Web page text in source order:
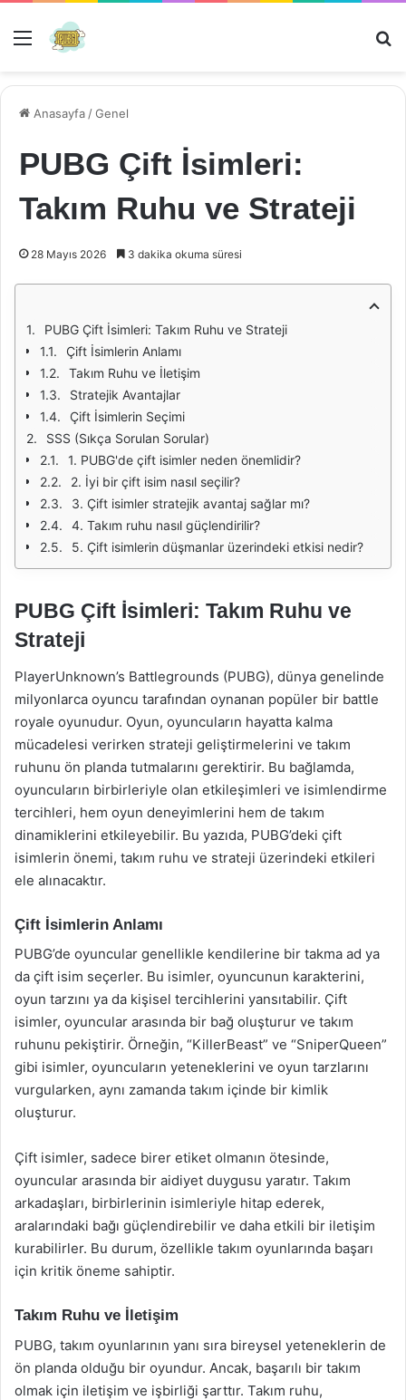
Menü
Anasayfa /Genel
PUBG Çift İsimleri:
Takım Ruhu ve Strateji
28 Mayıs 2026 3 dakika okuma süresi
PUBG Çift İsimleri: Takım Ruhu ve Strateji
Çift İsimlerin Anlamı
Takım Ruhu ve İletişim
Stratejik Avantajlar
Çift İsimlerin Seçimi
SSS (Sıkça Sorulan Sorular)
1. PUBG'de çift isimler neden önemlidir?
2. İyi bir çift isim nasıl seçilir?
3. Çift isimler stratejik avantaj sağlar mı?
4. Takım ruhu nasıl güçlendirilir?
5. Çift isimlerin düşmanlar üzerindeki etkisi nedir?
PUBG Çift İsimleri: Takım Ruhu ve
Strateji
PlayerUnknown’s Battlegrounds (PUBG), dünya genelinde
milyonlarca oyuncu tarafından oynanan popüler bir battle
royale oyunudur. Oyun, oyuncuların hayatta kalma
mücadelesi verirken strateji geliştirmelerini ve takım
ruhunu ön planda tutmalarını gerektirir. Bu bağlamda,
oyuncuların birbirleriyle olan etkileşimleri ve isimlendirme
tercihleri, hem oyun deneyimlerini hem de takım
dinamiklerini etkileyebilir. Bu yazıda, PUBG’deki çift
isimlerin önemi, takım ruhu ve strateji üzerindeki etkileri
ele alınacaktır.
Çift İsimlerin Anlamı
PUBG’de oyuncular genellikle kendilerine bir takma ad ya
da çift isim seçerler. Bu isimler, oyuncunun karakterini,
oyun tarzını ya da kişisel tercihlerini yansıtabilir. Çift
isimler, oyuncular arasında bir bağ oluşturur ve takım
ruhunu pekiştirir. Örneğin, “KillerBeast” ve “SniperQueen”
gibi isimler, oyuncuların yeteneklerini ve oyun tarzlarını
vurgularken, aynı zamanda takım içinde bir kimlik
oluşturur.
Çift isimler, sadece birer etiket olmanın ötesinde,
oyuncular arasında bir aidiyet duygusu yaratır. Takım
arkadaşları, birbirlerinin isimleriyle hitap ederek,
aralarındaki bağı güçlendirebilir ve daha etkili bir iletişim
kurabilirler. Bu durum, özellikle takım oyunlarında başarı
için kritik öneme sahiptir.
Takım Ruhu ve İletişim
PUBG, takım oyunlarının yanı sıra bireysel yeteneklerin de
ön planda olduğu bir oyundur. Ancak, başarılı bir takım
olmak için iletişim ve işbirliği şarttır. Takım ruhu,